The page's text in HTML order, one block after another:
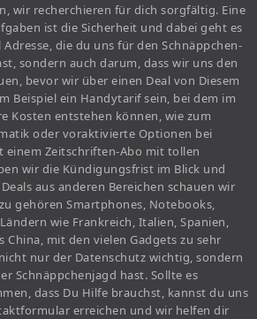
wir recherchieren für dich sorgfältig. Eine
ist die Sicherheit und dabei geht es
die du uns für den Schnäppchen-
sondern auch darum, dass wir uns den
bevor wir über einen Deal von Diesem
Beispiel ein Handytarif sein, bei dem im
Kosten entstehen können, wie zum
oder voraktivierte Optionen bei
einem Zeitschriften-Abo mit tollen
wir die Kündigungsfrist im Blick und
aus anderen Bereichen schauen wir
gehören Smartphones, Notebooks,
wie Frankreich, Italien, Spanien,
China, mit den vielen Gadgets zu sehr
nur der Datenschutz wichtig, sondern
Schnäppchenjagd hast. Sollte es
dass Du Hilfe brauchst, kannst du uns
erreichen und wir helfen dir